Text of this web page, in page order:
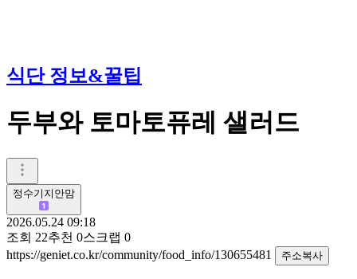
식단 정보&꿀팁
두부와 토마토퓨레 샐러드
정수기지안맘
2026.05.24 09:18
조회 22추천 0스크랩 0
https://geniet.co.kr/community/food_info/130655481
주소복사